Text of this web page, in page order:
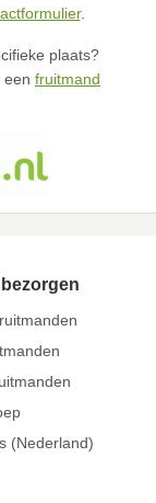
.
plaats?
een fruitmand
(Nederland)